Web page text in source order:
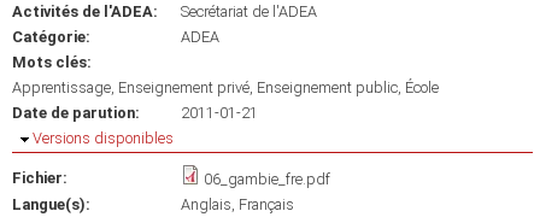
Activités de l'ADEA:
Secrétariat de l'ADEA
Catégorie:
ADEA
Mots clés:
Apprentissage Enseignement privé Enseignement public École
Date de parution:
2011-01-21
Masquer
Versions disponibles
Fichier:
06_gambie_fre.pdf
Langue(s):
Anglais Français